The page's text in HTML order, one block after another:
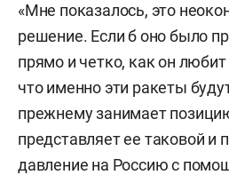
«Мне показалось, это
решение. Если б оно было
прямо и четко, как он
что именно эти ракеты
прежнему занимает
представляет ее таковой и
давление на Россию с